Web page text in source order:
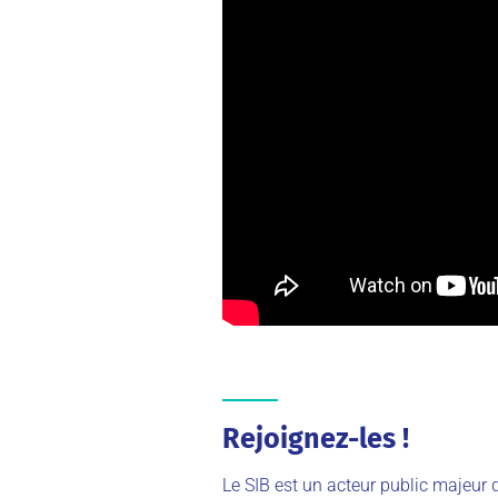
Rejoignez-les !
Le SIB est un acteur public majeur